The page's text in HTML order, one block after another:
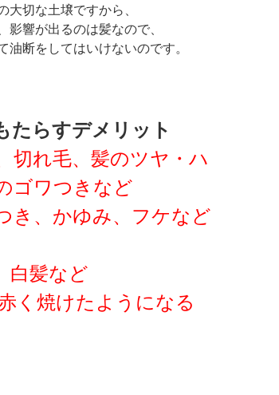
大切な土壌ですから、
影響が出るのは髪なので、
断をしてはいけないのです。
たらすデメリット
切れ毛、髪のツヤ・ハ
ゴワつきなど
き、かゆみ、フケなど
白髪など
く焼けたようになる